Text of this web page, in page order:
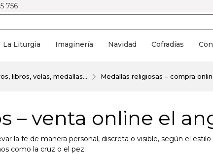
756
La Liturgia Imaginería Navidad Cofradías
libros, velas, medallas... Medallas religiosas – compra
– venta online el
la fe de manera personal, discreta o visible, según el
como la cruz o el pez.